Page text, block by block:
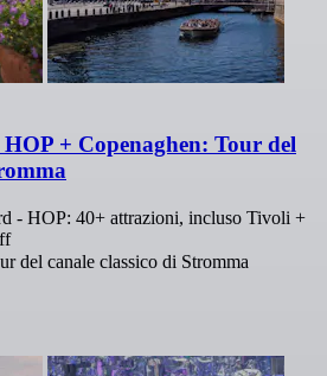
+ Copenaghen: Tour del
- HOP: 40+ attrazioni, incluso Tivoli +
del canale classico di Stromma